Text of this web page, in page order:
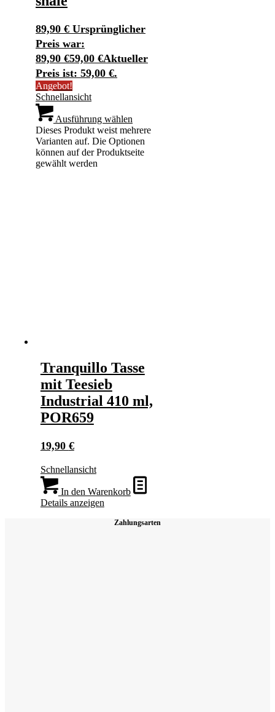
89,90 € Ursprünglicher
Preis war:
89,90 €59,00 €Aktueller
Preis ist: 59,00 €.
Angebot!
Schnellansicht
Ausführung wählen
Dieses Produkt weist mehrere
Varianten auf. Die Optionen
können auf der Produktseite
gewählt werden
Tranquillo Tasse
mit Teesieb
Industrial 410 ml,
POR659
19,90 €
Schnellansicht
In den Warenkorb
Details anzeigen
Zahlungsarten